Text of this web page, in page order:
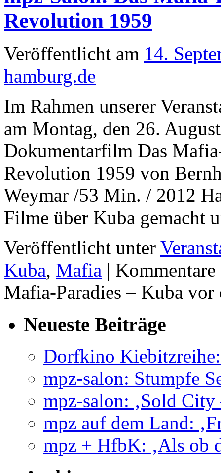
Revolution 1959
Veröffentlicht am 14.
hamburg.de
Im Rahmen unserer
am Montag, den 26.
Dokumentarfilm Das
Revolution 1959 von
Weymar /53 Min. / 2012
Filme über Kuba
Veröffentlicht unter
Kuba, Mafia |
Mafia-Paradies – Kuba
Neueste Beiträge
Dorfkino Kiebitzreihe:
mpz-salon: Stumpfe
mpz-salon: ‚Sold
mpz auf dem Land:
mpz + HfbK: ‚Als ob